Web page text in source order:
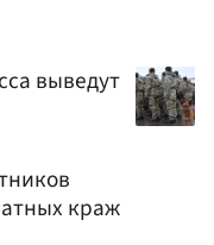
выведут
краж